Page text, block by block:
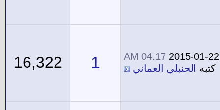
2015-01-22
04:17 AM
كتبه
الحنبلي العماني 1
16,322